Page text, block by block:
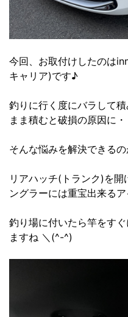
今回、お取付けしたのは
キャリア)です♪
釣りに行く度にバラして
まま積むと破損の原因に・
そんな悩みを解決できる
リアハッチ(トランク)を
ングラーには重宝出来るア
釣り場に付いたら竿をす
ますね ＼(^-^)